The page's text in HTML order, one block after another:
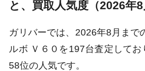
と、買取人気度（2026年8
ガリバーでは、2026年8月まで
ルボ Ｖ６０を197台査定して
58位の人気です。